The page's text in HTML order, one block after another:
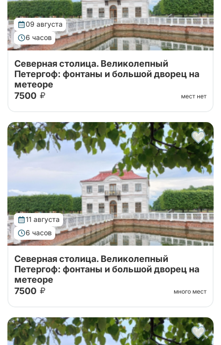
09 августа
6 часов
Петербурга в Петергоф на метеоре туда и обратно!
Поющие фонтаны с экскурсоводом, Большой
Императорский Дворец, Гроты Большого...
Северная столица. Великолепный
Петергоф: фонтаны и большой дворец на
метеоре
7500
мест нет
11 августа
6 часов
Петербурга в Петергоф на метеоре туда и обратно!
Поющие фонтаны с экскурсоводом, Большой
Императорский Дворец, Гроты Большого...
Северная столица. Великолепный
Петергоф: фонтаны и большой дворец на
метеоре
7500
много мест